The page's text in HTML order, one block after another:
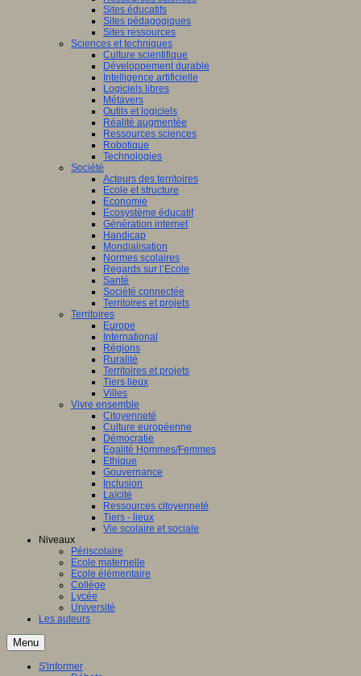
Sites éducatifs
Sites pédagogiques
Sites ressources
Sciences et techniques
Culture scientifique
Développement durable
Intelligence artificielle
Logiciels libres
Métavers
Outils et logiciels
Réalité augmentée
Ressources sciences
Robotique
Technologies
Société
Acteurs des territoires
Ecole et structure
Economie
Ecosystème éducatif
Génération internet
Handicap
Mondialisation
Normes scolaires
Regards sur l’Ecole
Santé
Société connectée
Territoires et projets
Territoires
Europe
International
Régions
Ruralité
Territoires et projets
Tiers lieux
Villes
Vivre ensemble
Citoyenneté
Culture européenne
Démocratie
Egalité Hommes/Femmes
Ethique
Gouvernance
Inclusion
Laïcité
Ressources citoyenneté
Tiers - lieux
Vie scolaire et sociale
Niveaux
Périscolaire
Ecole maternelle
Ecole élémentaire
Collège
Lycée
Université
Les auteurs
Menu
S'informer